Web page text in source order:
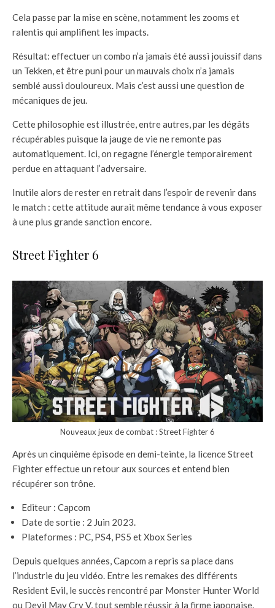
Cela passe par la mise en scène, notamment les zooms et
ralentis qui amplifient les impacts.
Résultat: effectuer un combo n’a jamais été aussi jouissif dans
un Tekken, et être puni pour un mauvais choix n’a jamais
semblé aussi douloureux. Mais c’est aussi une question de
mécaniques de jeu.
Cette philosophie est illustrée, entre autres, par les dégâts
récupérables puisque la jauge de vie ne remonte pas
automatiquement. Ici, on regagne l’énergie temporairement
perdue en attaquant l’adversaire.
Inutile alors de rester en retrait dans l’espoir de revenir dans
le match : cette attitude aurait même tendance à vous exposer
à une plus grande sanction encore.
Street Fighter 6
Nouveaux jeux de combat : Street Fighter 6
Après un cinquième épisode en demi-teinte, la licence Street
Fighter effectue un retour aux sources et entend bien
récupérer son trône.
Editeur : Capcom
Date de sortie : 2 Juin 2023.
Plateformes : PC, PS4, PS5 et Xbox Series
Depuis quelques années, Capcom a repris sa place dans
l’industrie du jeu vidéo. Entre les remakes des différents
Resident Evil, le succès rencontré par Monster Hunter World
ou Devil May Cry V, tout semble réussir à la firme japonaise.